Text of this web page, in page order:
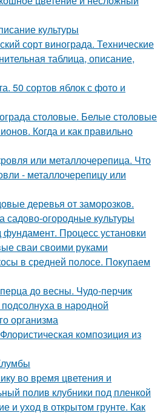
культуры
сорт винограда. Технические
таблица, описание,
50 сортов яблок с фото и
столовые. Белые столовые
Когда и как правильно
или металлочерепица. Что
- металлочерепицу или
деревья от заморозков.
садово-огородные культуры
Процесс установки
сваи своими руками
в средней полосе. Покупаем
перца до весны. Чудо-перчик
в народной
организма
композиция из
во время цветения и
полив клубники под пленкой
и уход в открытом грунте. Как